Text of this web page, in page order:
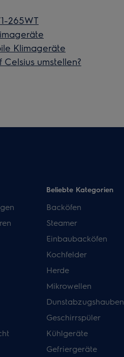
265WT
Klimageräte
umstellen?
Beliebte Kategorien
Backöfen
Steamer
Einbaubacköfen
Kochfelder
Herde
Mikrowellen
Dunstabzugshauben
Geschirrspüler
Kühlgeräte
Gefriergeräte